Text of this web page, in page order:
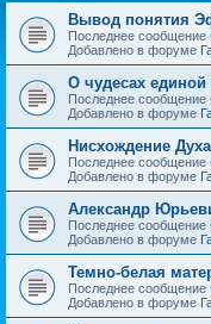
Вывод понятия
Последнее сообщение
Добавлено в форуме
О чудесах
Последнее сообщение
Добавлено в форуме
Нисхождение
Последнее сообщение
Добавлено в форуме
Александр
Последнее сообщение
Добавлено в форуме
Темно-белая
Последнее сообщение
Добавлено в форуме